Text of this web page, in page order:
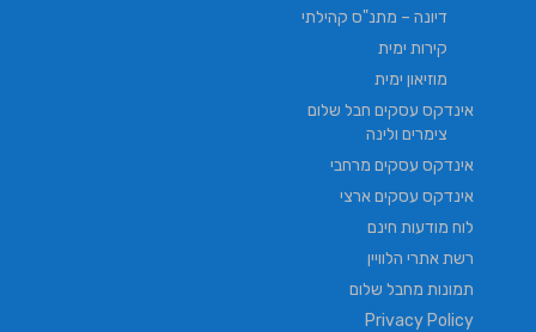
דיונה – מתנ"ס קהילתי
קירות ימית
מוזיאון ימית
אינדקס עסקים חבל שלום
צימרים ולינה
אינדקס עסקים מרחבי
אינדקס עסקים ארצי
לוח מודעות חינם
רשת אתרי הלוויין
תמונות מחבל שלום
Privacy Policy